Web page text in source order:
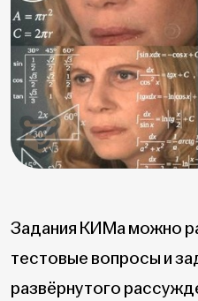
Задания КИМа можно
тестовые вопросы и
развёрнутого